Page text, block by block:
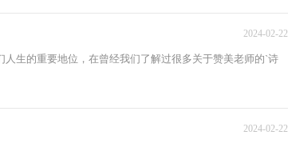
2024-02-22
生的重要地位，在曾经我们了解过很多关于赞美老师的`诗
2024-02-22